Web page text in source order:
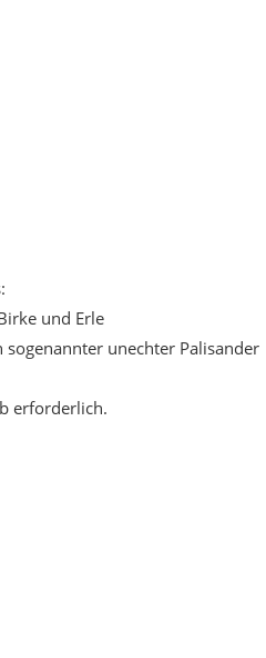
und Erle
unechter Palisander
erforderlich.